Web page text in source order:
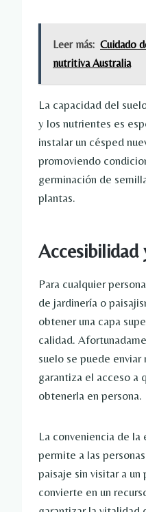
Leer más: Cuidado
nutritiva Australia
La capacidad del
y los nutrientes es
instalar un césped
promoviendo
germinación de
plantas.
Accesibilidad
Para cualquier
de jardinería o
obtener una capa
calidad.
suelo se puede
garantiza el acceso a
obtenerla en persona.
La conveniencia de
permite a las
paisaje sin visitar a
convierte en un